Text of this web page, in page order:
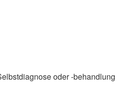
oder -behandlung